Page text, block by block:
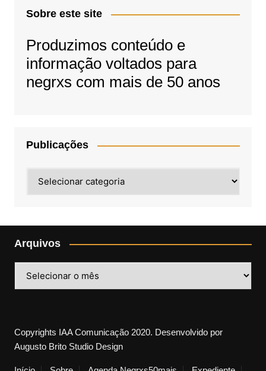
Sobre este site
Produzimos conteúdo e
informação voltados para
negrxs com mais de 50 anos
Publicações
Arquivos
Copyrights IAA Comunicação 2020. Desenvolvido por
Augusto Brito Studio Design